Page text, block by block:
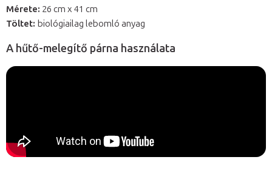
Mérete: 26 cm x 41 cm
Töltet: biológiailag lebomló anyag
A hűtő-melegítő párna használata